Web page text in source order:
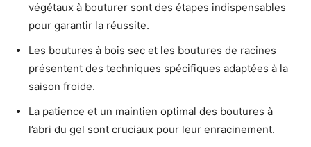
végétaux à bouturer sont des étapes indispensables
pour garantir la réussite.
Les boutures à bois sec et les boutures de racines
présentent des techniques spécifiques adaptées à la
saison froide.
La patience et un maintien optimal des boutures à
l’abri du gel sont cruciaux pour leur enracinement.